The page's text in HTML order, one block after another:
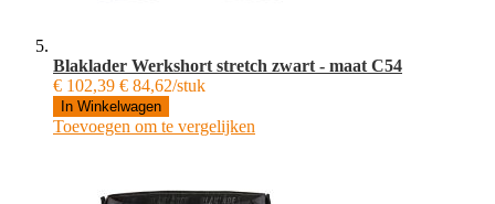
Blaklader Werkshort stretch zwart - maat C54
€ 102,39 € 84,62/stuk
In Winkelwagen
Toevoegen om te vergelijken